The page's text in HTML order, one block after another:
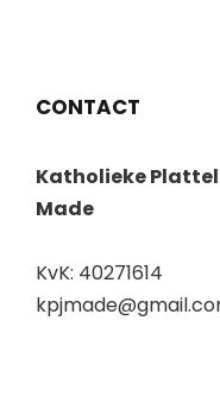
CONTACT
Katholieke
Made
KvK: 40271614